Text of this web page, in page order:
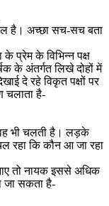
है। अच्छा सच-सच बता
प्रेम के विभिन्न पक्ष
के अंतर्गत लिखे दोहों में
दे रहे विकृत पक्षों पर
चलाता है-
भी चलती है। लड़के
रहा कि कौन आ जा रहा
तो नायक इससे अधिक
जा सकता है-